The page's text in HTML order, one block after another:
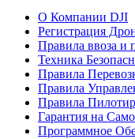
О Компании DJI
Регистрация
Правила ввоза и
Техника
Правила
Правила
Правила
Гарантия на
Программное